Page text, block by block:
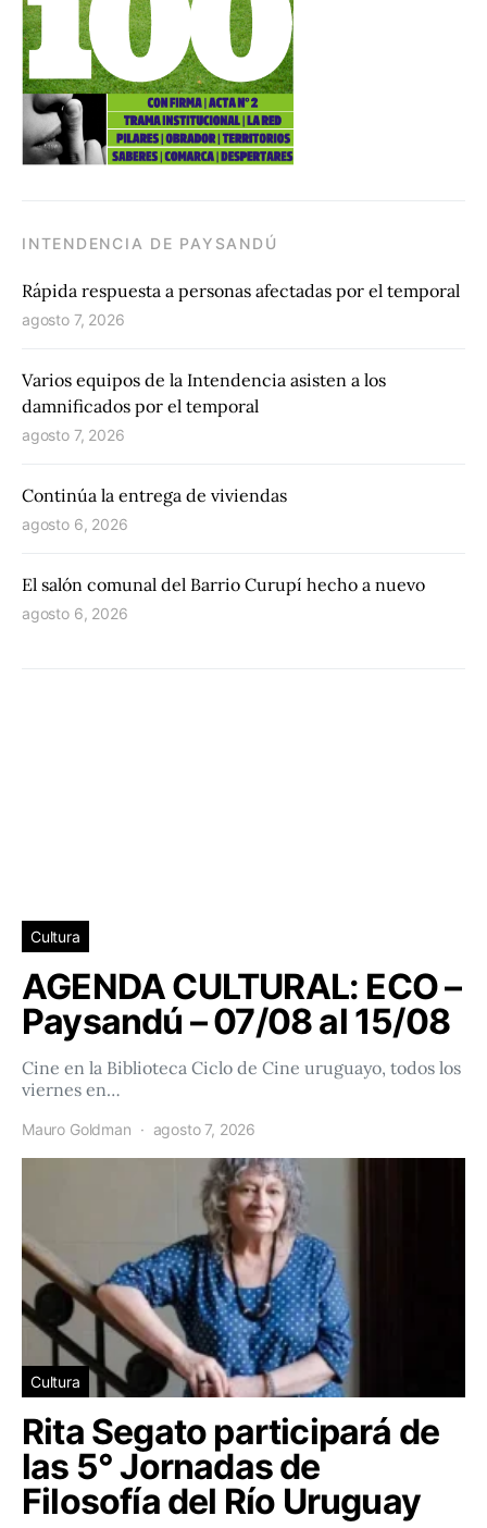
INTENDENCIA DE PAYSANDÚ
Rápida respuesta a personas afectadas por el temporal
agosto 7, 2026
Varios equipos de la Intendencia asisten a los
damnificados por el temporal
agosto 7, 2026
Continúa la entrega de viviendas
agosto 6, 2026
El salón comunal del Barrio Curupí hecho a nuevo
agosto 6, 2026
Cultura
AGENDA CULTURAL: ECO –
Paysandú – 07/08 al 15/08
Cine en la Biblioteca Ciclo de Cine uruguayo, todos los
viernes en…
Mauro Goldman agosto 7, 2026
Cultura
Rita Segato participará de
las 5° Jornadas de
Filosofía del Río Uruguay